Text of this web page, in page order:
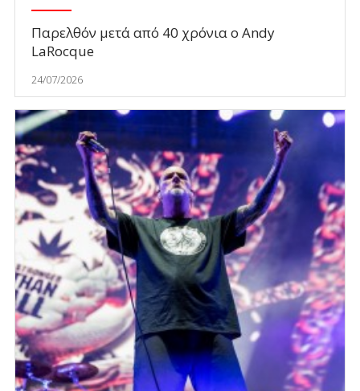
Παρελθόν μετά από 40 χρόνια ο Andy
LaRocque
24/07/2026